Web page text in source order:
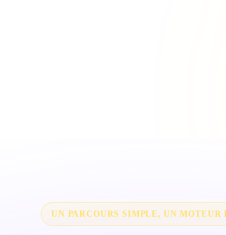
UN PARCOURS SIMPLE, UN MOTEUR